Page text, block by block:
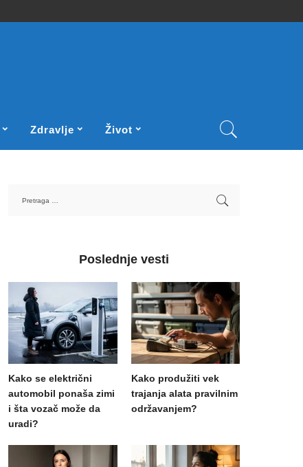
Zdravlje Život
Poslednje vesti
Kako se električni
automobil ponaša zimi
i šta vozač može da
uradi?
Kako produžiti vek
trajanja alata pravilnim
održavanjem?